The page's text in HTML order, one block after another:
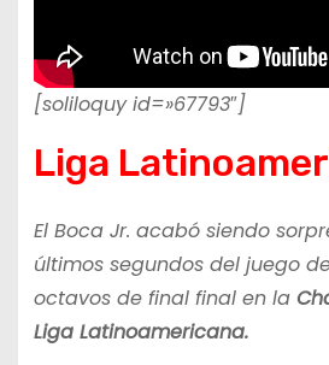
[soliloquy id=»67793″]
Liga
El Boca Jr. acabó siendo
últimos segundos del juego
octavos de final final en la
Liga Latinoamericana.